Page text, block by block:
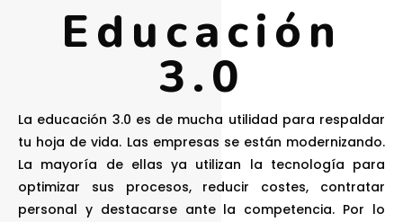
Educación
3.0
La educación 3.0 es de mucha utilidad para respaldar
tu hoja de vida. Las empresas se están modernizando.
La mayoría de ellas ya utilizan la tecnología para
optimizar sus procesos, reducir costes, contratar
personal y destacarse ante la competencia. Por lo